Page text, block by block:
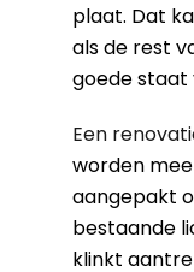
plaat. Dat
als de rest
goede staat
Een
worden
aangepakt
bestaande
klinkt